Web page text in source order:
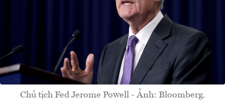
Chủ tịch Fed Jerome Powell - Ảnh: Bloomberg.